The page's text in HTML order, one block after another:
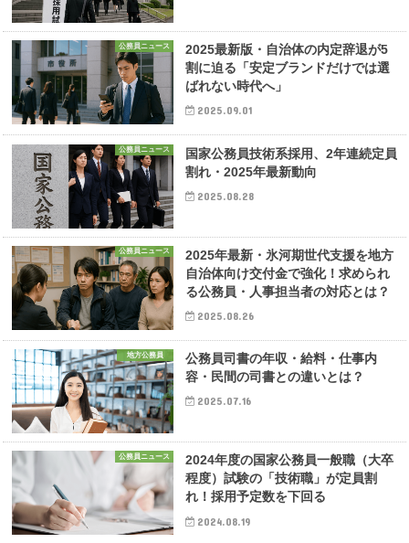
公務員ニュース
2025最新版・自治体の内定辞退が5
割に迫る「安定ブランドだけでは選
ばれない時代へ」
2025.09.01
公務員ニュース
国家公務員技術系採用、2年連続定員
割れ・2025年最新動向
2025.08.28
公務員ニュース
2025年最新・氷河期世代支援を地方
自治体向け交付金で強化！求められ
る公務員・人事担当者の対応とは？
2025.08.26
地方公務員
公務員司書の年収・給料・仕事内
容・民間の司書との違いとは？
2025.07.16
公務員ニュース
2024年度の国家公務員一般職（大卒
程度）試験の「技術職」が定員割
れ！採用予定数を下回る
2024.08.19